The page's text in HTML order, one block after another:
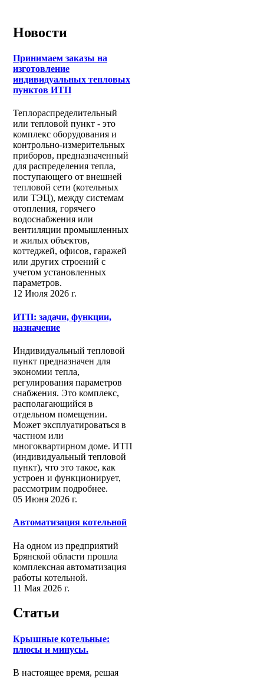
Новости
Принимаем заказы на
изготовление
индивидуальных тепловых
пунктов ИТП
Теплораспределительный
или тепловой пункт - это
комплекс оборудования и
контрольно-измерительных
приборов, предназначенный
для распределения тепла,
поступающего от внешней
тепловой сети (котельных
или ТЭЦ), между системам
отопления, горячего
водоснабжения или
вентиляции промышленных
и жилых объектов,
коттеджей, офисов, гаражей
или других строений с
учетом установленных
параметров.
12 Июля 2026 г.
ИТП: задачи, функции,
назначение
Индивидуальный тепловой
пункт предназначен для
экономии тепла,
регулирования параметров
снабжения. Это комплекс,
располагающийся в
отдельном помещении.
Может эксплуатироваться в
частном или
многоквартирном доме. ИТП
(индивидуальный тепловой
пункт), что это такое, как
устроен и функционирует,
рассмотрим подробнее.
05 Июня 2026 г.
Автоматизация котельной
На одном из предприятий
Брянской области прошла
комплексная автоматизация
работы котельной.
11 Мая 2026 г.
Статьи
Крышные котельные:
плюсы и минусы.
В настоящее время, решая